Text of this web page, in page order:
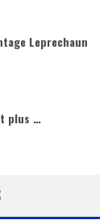
Leprechaun
plus …